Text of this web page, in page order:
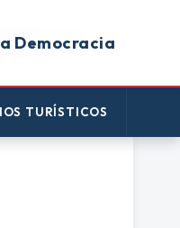
Democracia
TURÍSTICOS